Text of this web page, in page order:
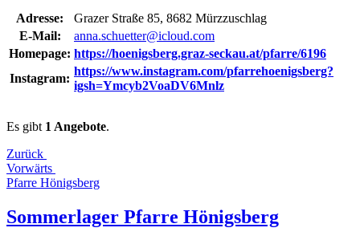
Adresse:
Grazer Straße 85, 8682 Mürzzuschlag
E‑Mail:
anna.schuetter@icloud.com
Homepage: https://hoenigsberg.graz-seckau.at/pfarre/6196
Instagram:
https://www.instagram.com/pfarrehoenigsberg?
igsh=Ymcyb2VoaDV6Mnlz
Es gibt 1 Angebote.
Zurück
Vorwärts
Pfarre Hönigs­berg
Som­mer­la­ger Pfarre Hönigsberg